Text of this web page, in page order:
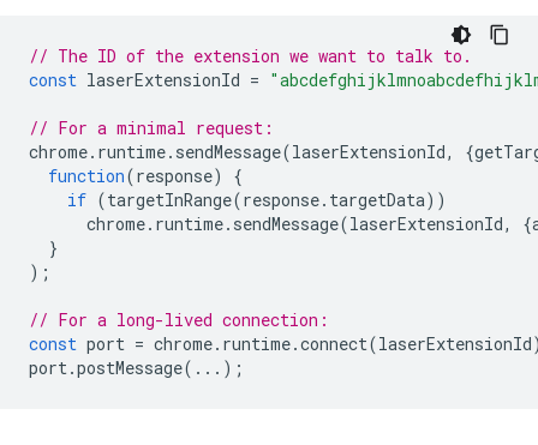
// The ID of the extension we want to talk to.
const laserExtensionId =
// For a minimal request:
chrome. runtime. sendMessage(laserExtensionId, {
function(response)
{
if (targetInRange(response. targetData))
chrome. runtime. sendMessage(laserExtensionId, {
}
);
// For a long-lived connection:
const port = chrome. runtime.connect(laserExtensionId
port.postMessage(...);